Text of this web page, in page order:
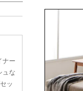
ナー
ュな
ッ